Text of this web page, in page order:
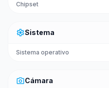
Chipset
settingsSistema
Sistema operativo
photo_cameraCámara